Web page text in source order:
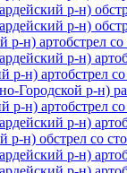
р-н)
р-н)
р-н) артобстрел
р-н)
р-н) артобстрел
Городской р-н)
р-н) артобстрел
р-н)
р-н) обстрел со
р-н)